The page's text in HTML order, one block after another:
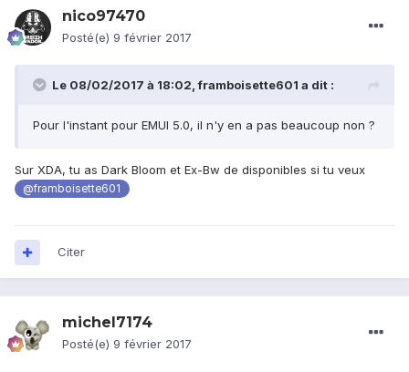
nico97470
Posté(e) 9 février 2017
Le 08/02/2017 à 18:02,framboisette601 a dit :
Pour l'instant pour EMUI 5.0, il n'y en a pas beaucoup non ?
Sur XDA, tu as Dark Bloom et Ex-Bw de disponibles si tu veux
@framboisette601
Citer
michel7174
Posté(e) 9 février 2017